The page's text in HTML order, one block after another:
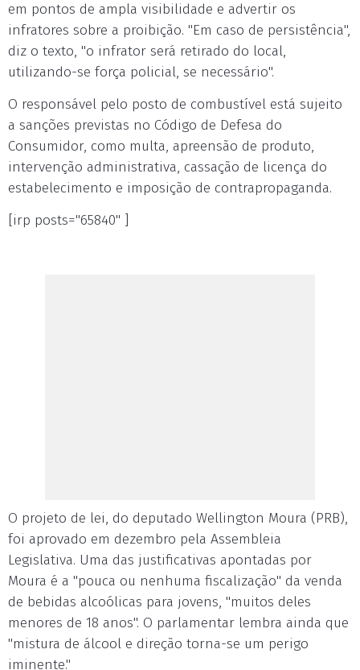
em pontos de ampla visibilidade e advertir os
infratores sobre a proibição. "Em caso de persistência",
diz o texto, "o infrator será retirado do local,
utilizando-se força policial, se necessário".
O responsável pelo posto de combustível está sujeito
a sanções previstas no Código de Defesa do
Consumidor, como multa, apreensão de produto,
intervenção administrativa, cassação de licença do
estabelecimento e imposição de contrapropaganda.
[irp posts="65840" ]
O projeto de lei, do deputado Wellington Moura (PRB),
foi aprovado em dezembro pela Assembleia
Legislativa. Uma das justificativas apontadas por
Moura é a "pouca ou nenhuma fiscalização" da venda
de bebidas alcoólicas para jovens, "muitos deles
menores de 18 anos". O parlamentar lembra ainda que
"mistura de álcool e direção torna-se um perigo
iminente."